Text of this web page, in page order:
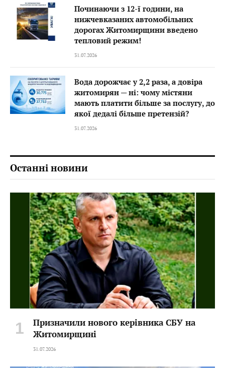
Починаючи з 12-ї години, на
нижчевказаних автомобільних
дорогах Житомирщини введено
тепловий режим!
31.07.2026
Вода дорожчає у 2,2 раза, а довіра
житомирян — ні: чому містяни
мають платити більше за послугу, до
якої дедалі більше претензій?
31.07.2026
Останні новини
Призначили нового керівника СБУ на
Житомирщині
31.07.2026